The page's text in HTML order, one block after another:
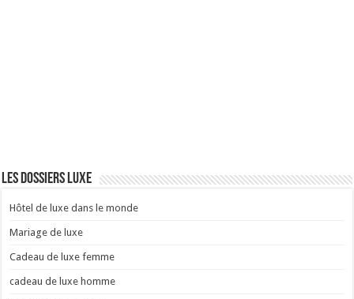
Les dossiers luxe
Hôtel de luxe dans le monde
Mariage de luxe
Cadeau de luxe femme
cadeau de luxe homme